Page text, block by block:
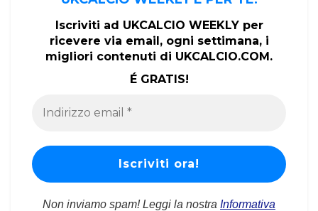
Iscriviti ad UKCALCIO WEEKLY per
ricevere via email, ogni settimana, i
migliori contenuti di UKCALCIO.COM.
É GRATIS!
Non inviamo spam! Leggi la nostra Informativa